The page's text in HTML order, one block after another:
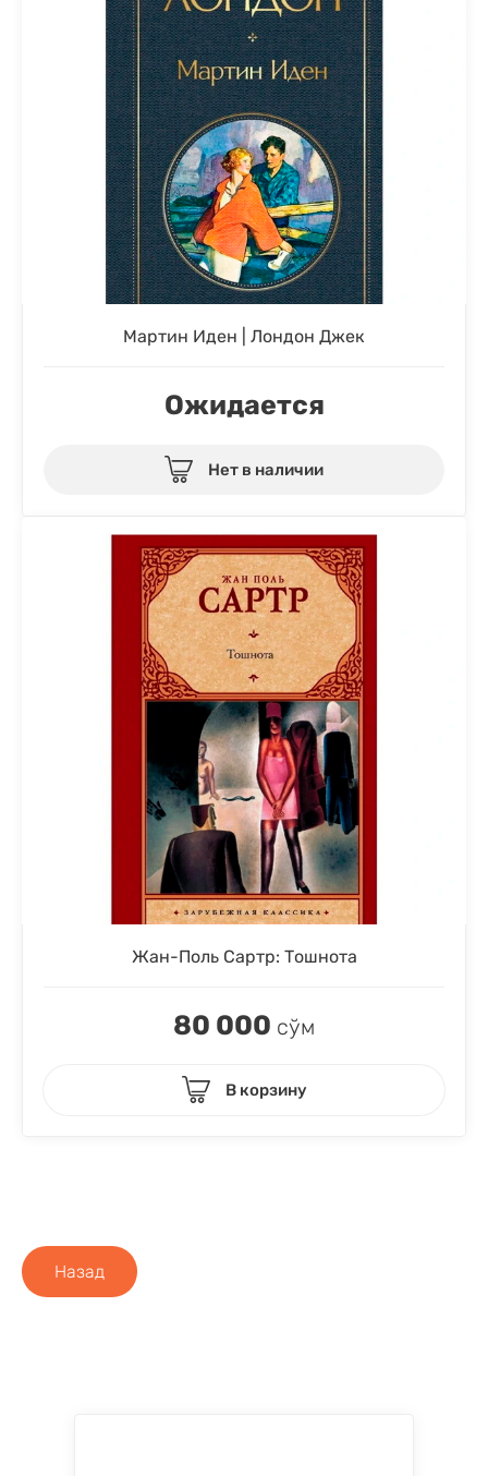
Мартин Иден | Лондон Джек
Ожидается
Нет в наличии
Жан-Поль Сартр: Тошнота
80 000 сўм
В корзину
Назад